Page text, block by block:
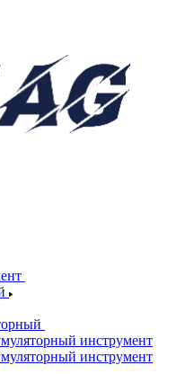
инструмент
инструмент